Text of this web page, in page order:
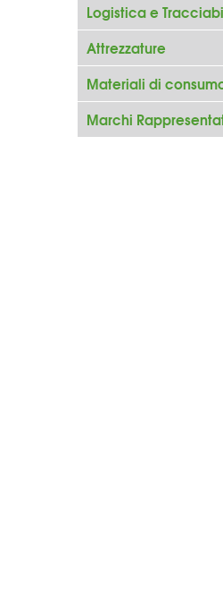
Logistica e
Attrezzature
Materiali di
Marchi